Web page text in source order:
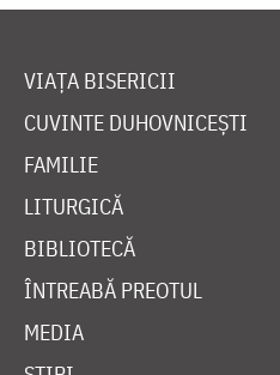
VIAȚA BISERICII
CUVINTE DUHOVNICEȘTI
FAMILIE
LITURGICĂ
BIBLIOTECĂ
ÎNTREABĂ PREOTUL
MEDIA